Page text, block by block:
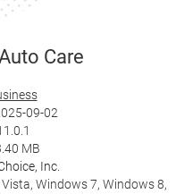
Care
09-02
MB
Inc.
Windows 7, Windows 8,